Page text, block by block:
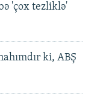
'çox tezliklə'
ki, ABŞ